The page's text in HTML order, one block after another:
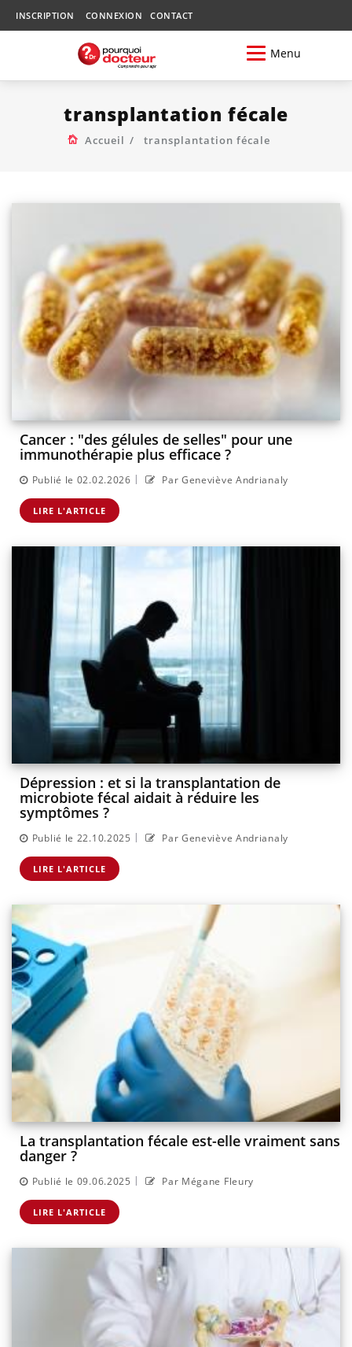
INSCRIPTION CONNEXION CONTACT
Menu
transplantation fécale
Accueil transplantation fécale
Cancer : "des gélules de selles" pour une
immunothérapie plus efficace ?
Publié le 02.02.2026 | Par Geneviève Andrianaly
LIRE L'ARTICLE
Dépression : et si la transplantation de
microbiote fécal aidait à réduire les
symptômes ?
Publié le 22.10.2025 | Par Geneviève Andrianaly
LIRE L'ARTICLE
La transplantation fécale est-elle vraiment sans
danger ?
Publié le 09.06.2025 | Par Mégane Fleury
LIRE L'ARTICLE